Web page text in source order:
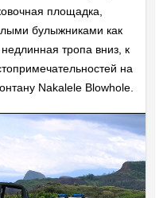
площадка,
булыжниками как
тропа вниз, к
на
Nakalele Blowhole.